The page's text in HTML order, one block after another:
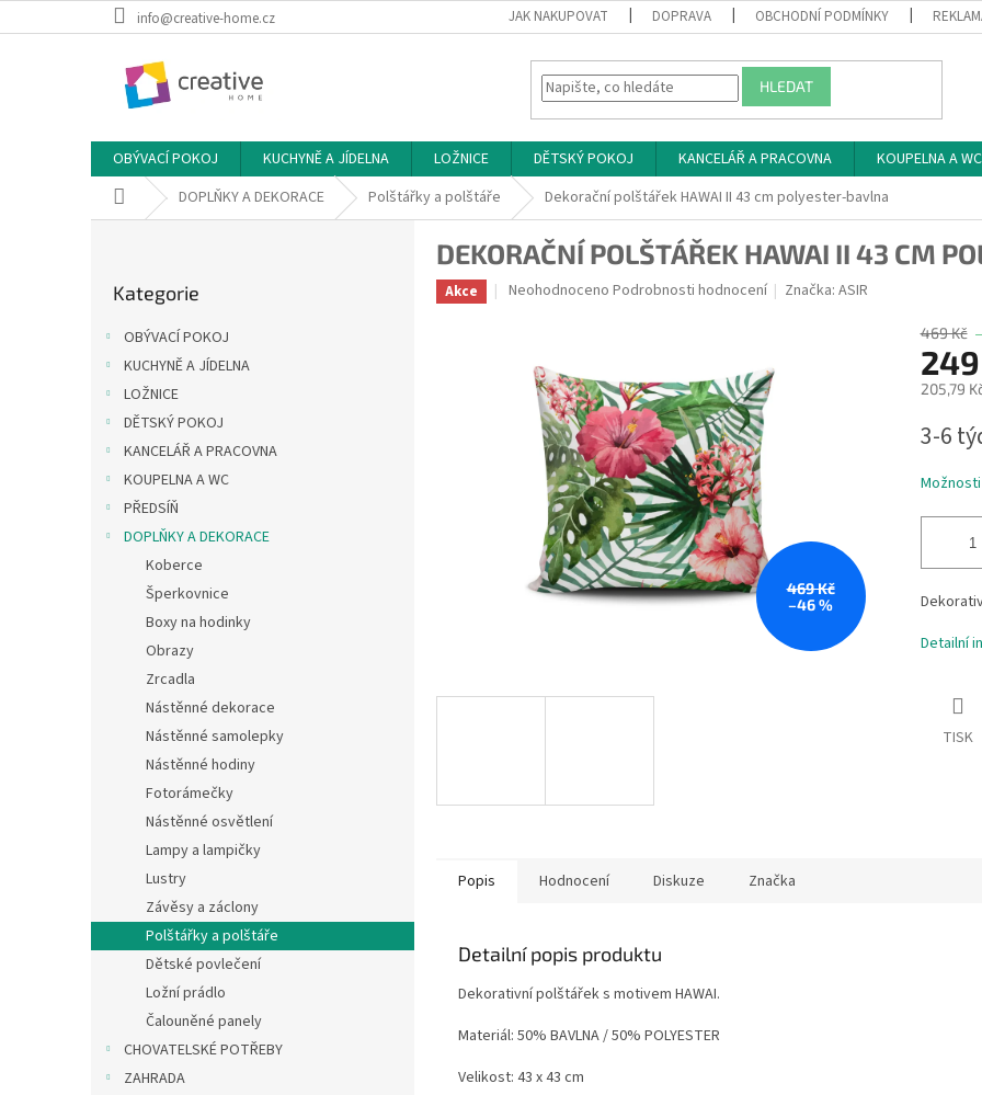
na
info@creative-home.cz JAK NAKUPOVAT DOPRAVA OBCHODNÍ PODMÍNKY
HLEDAT
OBÝVACÍ POKOJ KUCHYNĚ A JÍDELNA LOŽNICE DĚTSKÝ POKOJ KANCELÁŘ A PRACOVNA
KOUPELNA A WC
Domů DOPLŇKY A DEKORACE Polštářky a polštáře Dekorační polštářek HAWAI II 43 cm polyester-bavlna
kategorie
Kategorie
OBÝVACÍ POKOJ
KUCHYNĚ A JÍDELNA
LOŽNICE
DĚTSKÝ POKOJ
KANCELÁŘ A PRACOVNA
KOUPELNA A WC
PŘEDSÍŇ
DOPLŇKY A DEKORACE
Koberce
Šperkovnice
Boxy na hodinky
Obrazy
Zrcadla
Nástěnné dekorace
Nástěnné samolepky
Nástěnné hodiny
Fotorámečky
Nástěnné osvětlení
Lampy a lampičky
Lustry
Závěsy a záclony
Polštářky a polštáře
Dětské povlečení
Ložní prádlo
Čalouněné panely
CHOVATELSKÉ POTŘEBY
ZAHRADA
DEKORAČNÍ POLŠTÁŘEK HAWAI II 43 CM
Akce
Průměrné
hvězdiček.
Neohodnoceno Podrobnosti hodnocení Značka:ASIR
469 Kč
–46 %
469 Kč
205,79
cena:
3-6
Detailní
TISK
Popis Hodnocení Diskuze Značka
Detailní popis produktu
Dekorativní polštářek s motivem HAWAI.
Materiál: 50% BAVLNA / 50% POLYESTER
Velikost: 43 x 43 cm